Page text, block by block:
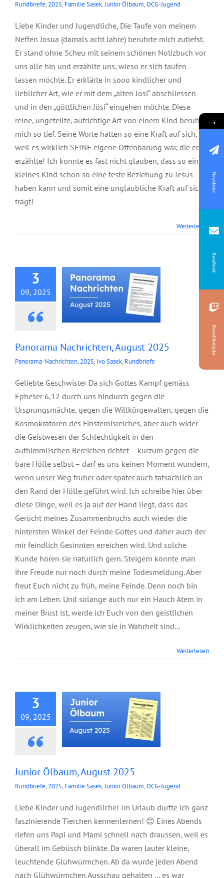
Rundbriefe, 2025, Familie Sasek,Junior Ölbaum,OCG-Jugend
Liebe Kinder und Jugendliche, Die Taufe von meinem
Neffen Josua (damals acht Jahre) berührte mich zutiefst.
Er stand ohne Scheu mit seinem schönen Notizbuch vor
uns alle hin und erzählte uns, wieso er sich taufen
lassen möchte. Er erklärte in sooo kindlicher und
lieblicher Art, wie er mit dem „alten Jösi“ abschliessen
und in den „göttlichen Jösi“ eingehen möchte. Diese
reine, ungeteilte, aufrichtige Art von einem Kind berührte
mich so tief. Seine Worte hatten so eine Kraft auf sich,
weil es wirklich SEINE eigene Offenbarung war, die er da
erzählte! Ich konnte es fast nicht glauben, dass so ein
kleines Kind schon so eine feste Beziehung zu Jesus
haben kann und somit eine unglaubliche Kraft auf sich
trägt!
Weiterlesen
3
09, 2025
Panorama Nachrichten, August 2025
Panorama-Nachrichten, 2025, Ivo Sasek, Rundbriefe
Geliebte Geschwister Da sich Gottes Kampf gemäss
Epheser 6,12 durch uns hindurch gegen die
Ursprungsmächte, gegen die Willkürgewalten, gegen die
Kosmokratoren des Finsternisreiches, aber auch wider
die Geistwesen der Schlechtigkeit in den
aufhimmlischen Bereichen richtet – kurzum gegen die
bare Hölle selbst – darf es uns keinen Moment wundern,
wenn unser Weg früher oder später auch tatsächlich an
den Rand der Hölle geführt wird. Ich schreibe hier über
diese Dinge, weil es ja auf der Hand liegt, dass das
Gerücht meines Zusammenbruchs auch wieder die
hintersten Winkel der Feinde Gottes und daher auch der
mir feindlich Gesinnten erreichen wird. Und solche
Kunde hören sie natürlich gern. Steigern könnte man
ihre Freude nur noch durch meine Todesmeldung. Aber
freut Euch nicht zu früh, meine Feinde. Denn noch bin
ich am Leben. Und solange auch nur ein Hauch Atem in
meiner Brust ist, werde ich Euch von den geistlichen
Wirklichkeiten zeugen, wie sie in Wahrheit sind...
Weiterlesen
3
09, 2025
Junior Ölbaum,
Junior Ölbaum, August 2025
Rundbriefe, 2025, Familie Sasek,Junior Ölbaum,OCG-Jugend
Liebe Kinder und Jugendliche! Im Urlaub durfte ich ganz
faszinierende Tierchen kennenlernen! 😊 Eines Abends
riefen uns Papi und Mami schnell nach draussen, weil es
überall im Gebüsch blinkte. Da waren lauter kleine,
leuchtende Glühwürmchen. Ab da wurde jeden Abend
nach Glühwürmchen Ausschau gehalten … es war
→
Newsletter
Rundbrief
Bestellformular